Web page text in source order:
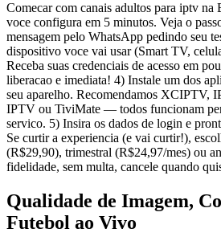
Comecar com canais adultos para iptv na
voce configura em 5 minutos. Veja o
mensagem pelo WhatsApp pedindo seu
dispositivo voce vai usar (Smart TV,
Receba suas credenciais de acesso em
liberacao e imediata! 4) Instale um dos
seu aparelho. Recomendamos XCIPTV,
IPTV ou TiviMate — todos funcionam
servico. 5) Insira os dados de login e
Se curtir a experiencia (e vai curtir!),
(R$29,90), trimestral (R$24,97/mes) ou
fidelidade, sem multa, cancele quando
Qualidade de Imagem,
Futebol ao Vivo